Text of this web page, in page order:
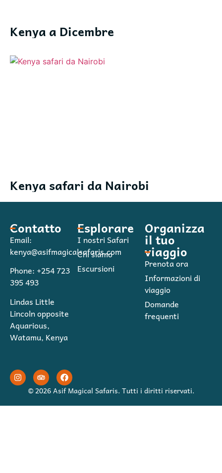
Kenya a Dicembre
Kenya safari da Nairobi
Contatto
Email:
kenya@asifmagicalsafaris.com
Phone: +254 723
395 493
Lindas Little
Lincoln opposite
Aquarious,
Watamu, Kenya
Esplorare
I nostri Safari
Chi siamo
Escursioni
Organizza
il tuo
viaggio
Prenota ora
Informazioni di
viaggio
Domande
frequenti
© 2026 Asif Magical Safaris. Tutti i diritti riservati.